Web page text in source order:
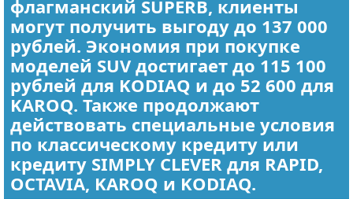
флагманский SUPERB, клиенты
могут получить выгоду до 137 000
рублей. Экономия при покупке
моделей SUV достигает до 115 100
рублей для KODIAQ и до 52 600 для
KAROQ. Также продолжают
действовать специальные условия
по классическому кредиту или
кредиту SIMPLY CLEVER для RAPID,
OCTAVIA, KAROQ и KODIAQ.